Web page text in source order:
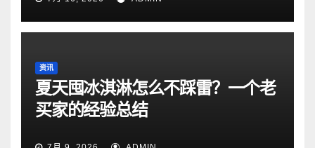
资讯
夏天囤冰淇淋怎么不踩雷？一个老
买家的经验总结